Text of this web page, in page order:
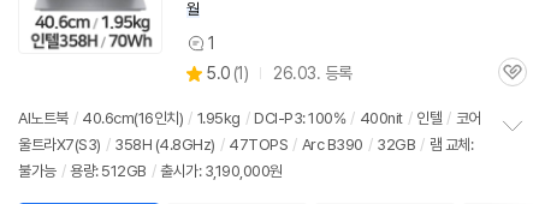
월
상
품
견
1
별
점
5.0 (상
리
뷰
1) 26.03. 등록
관
AI노트북 / 40.6cm(16인치) / 1.95kg / DCI-P3: 100% / 400nit / 인텔 / 코어
울트라X7(S3) / 358H (4.8GHz) / 47TOPS / Arc B390 / 32GB / 램 교체:
불가능 / 용량: 512GB / 출시가: 3,190,000원